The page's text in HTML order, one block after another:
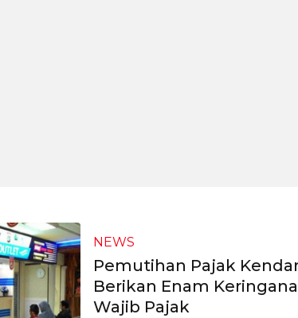
NEWS
Pemutihan Pajak
Berikan Enam
Wajib Pajak